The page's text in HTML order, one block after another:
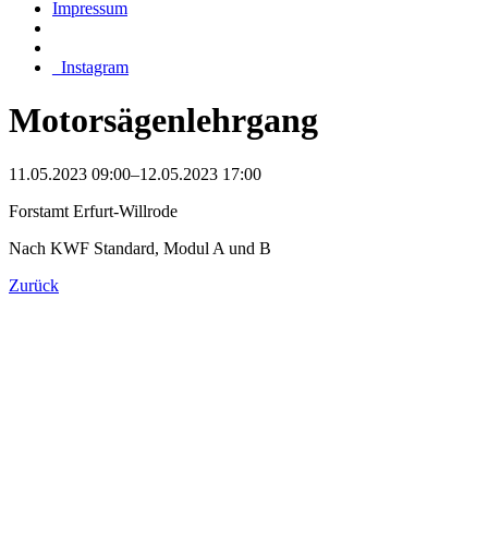
Impressum
_Instagram
Motorsägenlehrgang
11.05.2023 09:00–12.05.2023 17:00
Forstamt Erfurt-Willrode
Nach KWF Standard, Modul A und B
Zurück